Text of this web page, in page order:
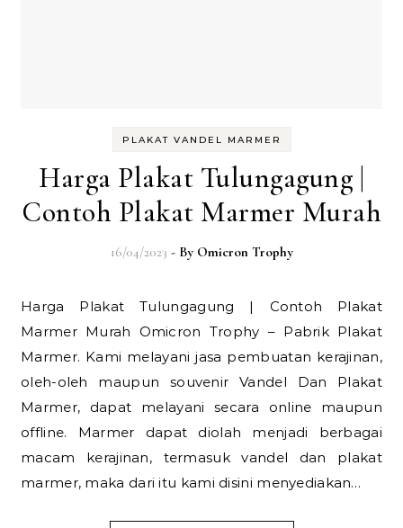
PLAKAT VANDEL MARMER
Harga Plakat Tulungagung |
Contoh Plakat Marmer Murah
16/04/2023 - By Omicron Trophy
Harga Plakat Tulungagung | Contoh Plakat
Marmer Murah Omicron Trophy – Pabrik Plakat
Marmer. Kami melayani jasa pembuatan kerajinan,
oleh-oleh maupun souvenir Vandel Dan Plakat
Marmer, dapat melayani secara online maupun
offline. Marmer dapat diolah menjadi berbagai
macam kerajinan, termasuk vandel dan plakat
marmer, maka dari itu kami disini menyediakan…